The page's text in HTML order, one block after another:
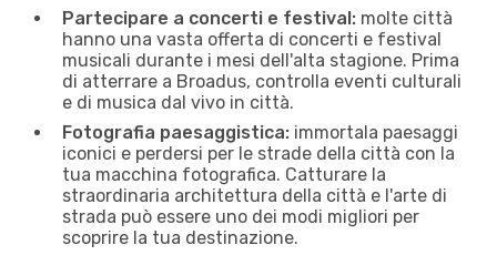
Partecipare a concerti e festival: molte città
hanno una vasta offerta di concerti e festival
musicali durante i mesi dell'alta stagione. Prima
di atterrare a Broadus, controlla eventi culturali
e di musica dal vivo in città.
Fotografia paesaggistica: immortala paesaggi
iconici e perdersi per le strade della città con la
tua macchina fotografica. Catturare la
straordinaria architettura della città e l'arte di
strada può essere uno dei modi migliori per
scoprire la tua destinazione.